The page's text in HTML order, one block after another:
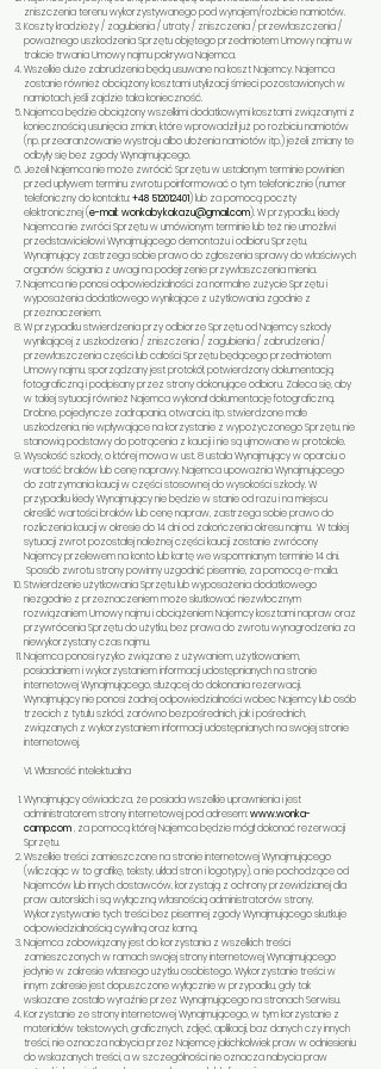
zniszczenia terenu wykorzystywanego pod wynajem/rozbicie namiotów.
Koszty kradzieży / zagubienia / utraty / zniszczenia / przewłaszczenia /
poważnego uszkodzenia Sprzętu objętego przedmiotem Umowy najmu w
trakcie trwania Umowy najmu pokrywa Najemca.
Wszelkie duże zabrudzenia będą usuwane na koszt Najemcy. Najemca
zostanie również obciążony kosztami utylizacji śmieci pozostawionych w
namiotach, jeśli zajdzie taka konieczność.
Najemca będzie obciążony wszelkimi dodatkowymi kosztami związanymi z
koniecznością usunięcia zmian, które wprowadził już po rozbiciu namiotów
(np. przearanżowanie wystroju albo ułożenia namiotów itp.) jeżeli zmiany te
odbyły się bez zgody Wynajmującego.
Jeżeli Najemca nie może zwrócić Sprzętu w ustalonym terminie powinien
przed upływem terminu zwrotu poinformować o tym telefonicznie (numer
telefoniczny do kontaktu:+48 512012401) lub za pomocą poczty
elektronicznej (e-mail:wonkabykakazu@gmail.com). W przypadku, kiedy
Najemca nie zwróci Sprzętu w umówionym terminie lub też nie umożliwi
przedstawicielowi Wynajmującego demontażu i odbioru Sprzętu,
Wynajmujący zastrzega sobie prawo do zgłoszenia sprawy do właściwych
organów ścigania z uwagi na podejrzenie przywłaszczenia mienia.
Najemca nie ponosi odpowiedzialności za normalne zużycie Sprzętu i
wyposażenia dodatkowego wynikające z użytkowania zgodnie z
przeznaczeniem.
W przypadku stwierdzenia przy odbiorze Sprzętu od Najemcy szkody
wynikającej z uszkodzenia / zniszczenia / zagubienia / zabrudzenia /
przewłaszczenia części lub całości Sprzętu będącego przedmiotem
Umowy najmu, sporządzany jest protokół, potwierdzony dokumentacją
fotograficzną i podpisany przez strony dokonujące odbioru. Zaleca się, aby
w takiej sytuacji również Najemca wykonał dokumentację fotograficzną.
Drobne, pojedyncze zadrapania, otwarcia, itp. stwierdzone małe
uszkodzenia, nie wpływające na korzystanie z wypożyczonego Sprzętu, nie
stanowią podstawy do potrącenia z kaucji i nie są ujmowane w protokole.
Wysokość szkody, o której mowa w ust. 8 ustala Wynajmujący w oparciu o
wartość braków lub cenę naprawy. Najemca upoważnia Wynajmującego
do zatrzymania kaucji w części stosownej do wysokości szkody. W
przypadku kiedy Wynajmujący nie będzie w stanie od razu i na miejscu
określić wartości braków lub cenę napraw, zastrzega sobie prawo do
rozliczenia kaucji w okresie do 14 dni od zakończenia okresu najmu. W takiej
sytuacji zwrot pozostałej należnej części kaucji zostanie zwrócony
Najemcy przelewem na konto lub kartę we wspomnianym terminie 14 dni.
Sposób zwrotu strony powinny uzgodnić pisemnie, za pomocą e-maila.
Stwierdzenie użytkowania Sprzętu lub wyposażenia dodatkowego
niezgodnie z przeznaczeniem może skutkować niezwłocznym
rozwiązaniem Umowy najmu i obciążeniem Najemcy kosztami napraw oraz
przywrócenia Sprzętu do użytku, bez prawa do zwrotu wynagrodzenia za
niewykorzystany czas najmu.
Najemca ponosi ryzyko związane z używaniem, użytkowaniem,
posiadaniem i wykorzystaniem informacji udostępnianych na stronie
internetowej Wynajmującego, służącej do dokonania rezerwacji.
Wynajmujący nie ponosi żadnej odpowiedzialności wobec Najemcy lub osób
trzecich z tytułu szkód, zarówno bezpośrednich, jak i pośrednich,
związanych z wykorzystaniem informacji udostępnianych na swojej stronie
internetowej.
VI. Własność intelektualna
Wynajmujący oświadcza, że posiada wszelkie uprawnienia i jest
administratorem strony internetowej pod adresem:www.wonka-
camp.com, za pomocą której Najemca będzie mógł dokonać rezerwacji
Sprzętu.
Wszelkie treści zamieszczone na stronie internetowej Wynajmującego
(wliczając w to grafikę, teksty, układ stron i logotypy), a nie pochodzące od
Najemców lub innych dostawców, korzystają z ochrony przewidzianej dla
praw autorskich i są wyłączną własnością administratorów strony.
Wykorzystywanie tych treści bez pisemnej zgody Wynajmującego skutkuje
odpowiedzialnością cywilną oraz karną.
Najemca zobowiązany jest do korzystania z wszelkich treści
zamieszczonych w ramach swojej strony internetowej Wynajmującego
jedynie w zakresie własnego użytku osobistego. Wykorzystanie treści w
innym zakresie jest dopuszczone wyłącznie w przypadku, gdy tak
wskazane zostało wyraźnie przez Wynajmującego na stronach Serwisu.
Korzystanie ze strony internetowej Wynajmującego, w tym korzystanie z
materiałów tekstowych, graficznych, zdjęć, aplikacji, baz danych czy innych
treści, nie oznacza nabycia przez Najemcę jakichkolwiek praw w odniesieniu
do wskazanych treści, a w szczególności nie oznacza nabycia praw